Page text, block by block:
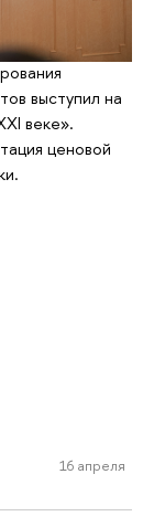
выступил на
веке».
ценовой
16 апреля